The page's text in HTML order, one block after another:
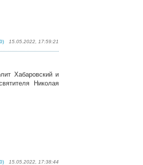
15.05.2022, 17:59:21
Хабаровский и
Николая
15.05.2022, 17:38:44